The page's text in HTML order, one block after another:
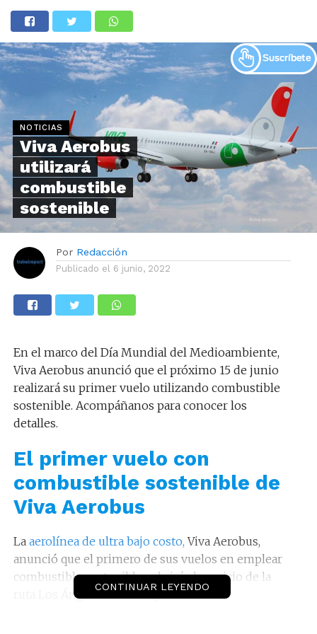
NOTICIAS
Viva Aerobus
utilizará
combustible
sostenible
Por Redacción
Publicado el 6 junio, 2022
En el marco del Día Mundial del Medioambiente,
Viva Aerobus anunció que el próximo 15 de junio
realizará su primer vuelo utilizando combustible
sostenible. Acompáñanos para conocer los
detalles.
El primer vuelo con
combustible sostenible de
Viva Aerobus
La aerolínea de ultra bajo costo, Viva Aerobus,
anunció que el primero de sus vuelos en emplear
combustible sostenible cubrirá el servicio de la
ruta Los Ángeles-Guadalajara.
CONTINUAR LEYENDO